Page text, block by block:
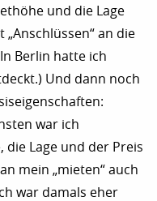
und die Lage
an die
Berlin hatte ich
Und dann noch
war ich
Lage und der Preis
mein „mieten“ auch
war damals eher